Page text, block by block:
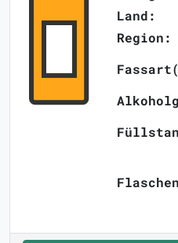
Land:
Region: